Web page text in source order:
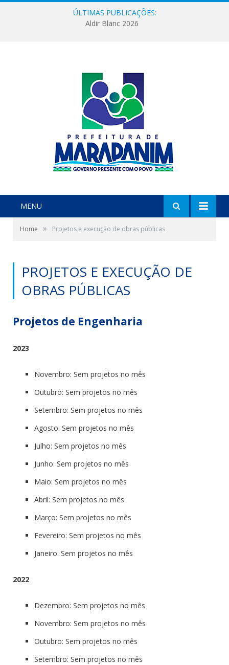
ÚLTIMAS PUBLICAÇÕES:
Aldir Blanc 2026
MENU
Home » Projetos e execução de obras públicas
PROJETOS E EXECUÇÃO DE
OBRAS PÚBLICAS
Projetos de Engenharia
2023
Novembro: Sem projetos no mês
Outubro: Sem projetos no mês
Setembro: Sem projetos no mês
Agosto: Sem projetos no mês
Julho: Sem projetos no mês
Junho: Sem projetos no mês
Maio: Sem projetos no mês
Abril: Sem projetos no mês
Março: Sem projetos no mês
Fevereiro: Sem projetos no mês
Janeiro: Sem projetos no mês
2022
Dezembro: Sem projetos no mês
Novembro: Sem projetos no mês
Outubro: Sem projetos no mês
Setembro: Sem projetos no mês